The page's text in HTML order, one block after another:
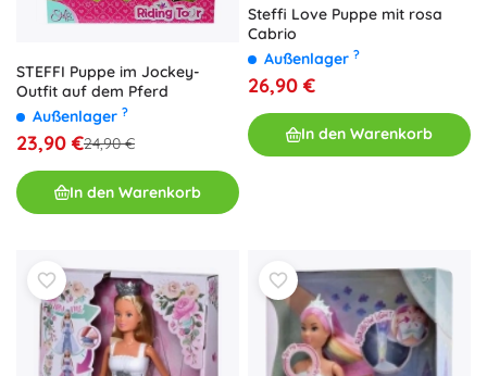
STEFFI Puppe im Jockey-
Outfit auf dem Pferd
Außenlager ?
23,90 €24,90 €
In den Warenkorb
Steffi Love Puppe mit rosa
Cabrio
Außenlager ?
26,90 €
In den Warenkorb